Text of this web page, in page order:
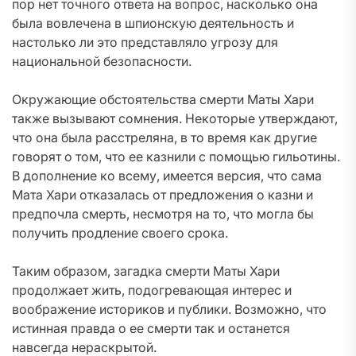
пор нет точного ответа на вопрос, насколько она
была вовлечена в шпионскую деятельность и
настолько ли это представляло угрозу для
национальной безопасности.
Окружающие обстоятельства смерти Маты Хари
также вызывают сомнения. Некоторые утверждают,
что она была расстреляна, в то время как другие
говорят о том, что ее казнили с помощью гильотины.
В дополнение ко всему, имеется версия, что сама
Мата Хари отказалась от предложения о казни и
предпочла смерть, несмотря на то, что могла бы
получить продление своего срока.
Таким образом, загадка смерти Маты Хари
продолжает жить, подогревающая интерес и
воображение историков и публики. Возможно, что
истинная правда о ее смерти так и останется
навсегда нераскрытой.